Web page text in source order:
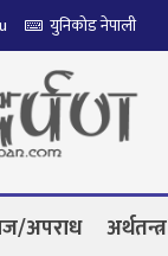
युनिकोड नेपाली
अपराध अर्थतन्त्र